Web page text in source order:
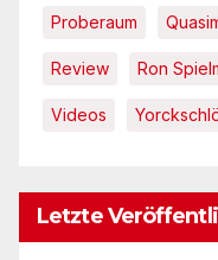
Proberaum
Review Ron
Videos
Letzte